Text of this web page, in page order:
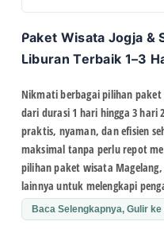
Destinasi apa saja
ini?
dari wisata sejarah di Lawang
hingga pesona dataran tinggi
serta suasana ceria di Cimory
Fasilitas apa saja yang
Harga paket sudah mencakup
Simpang Lima (2 malam),
seluruh objek wisata sesuai
serta layanan driver
Apakah biaya sudah
Biaya makan di luar program
dalam paket (personal
memberikan rekomendasi
Bagaimana sistem
Paket Wisata Jogja &
Liburan Terbaik 1–3
Nikmati berbagai pilihan paket
dari durasi 1 hari hingga 3
praktis, nyaman, dan efisien
maksimal tanpa perlu repot
pilihanpaket wisata
lainnya untuk melengkapi
Baca Selengkapnya, Gulir ke